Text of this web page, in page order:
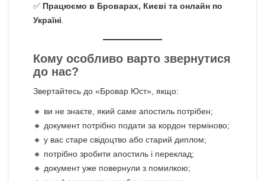
✅ Працюємо в Броварах, Києві та онлайн по
Україні
Кому особливо варто звернутися
до нас?
Звертайтесь до «Бровар Юст», якщо:
🔸 ви не знаєте, який саме апостиль потрібен;
🔸 документ потрібно подати за кордон терміново;
🔸 у вас старе свідоцтво або старий диплом;
🔸 потрібно зробити апостиль і переклад;
🔸 документ уже повернули з помилкою;